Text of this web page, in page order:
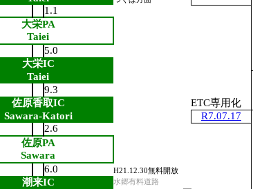
1.1
大栄PA
Taiei
5.0
大栄IC
Taiei
9.3
佐原香取IC
ETC専用化
Sawara-Katori R7.07.17
2.6
佐原PA
Sawara
6.0
H21.12.30無料開放
潮来IC 水郷有料道路